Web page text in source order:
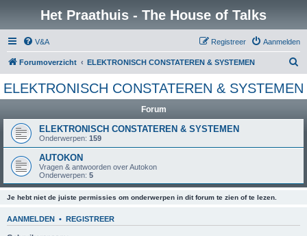
Het Praathuis - The House of Talks
V&A Aanmelden
Registreer
Forumoverzicht ELEKTRONISCH CONSTATEREN & SYSTEMEN
e
ELEKTRONISCH CONSTATEREN & SYSTEMEN
Forum
ELEKTRONISCH CONSTATEREN & SYSTEMEN
Onderwerpen: 159
AUTOKON
Vragen & antwoorden over Autokon
Onderwerpen: 5
Je hebt niet de juiste permissies om onderwerpen in dit forum te zien of te lezen.
AANMELDEN • REGISTREER